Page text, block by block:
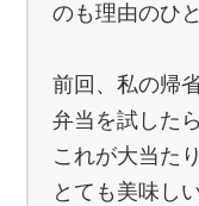
のも理由のひ
前回、私の帰
弁当を試したら
これが大当た
とても美味し